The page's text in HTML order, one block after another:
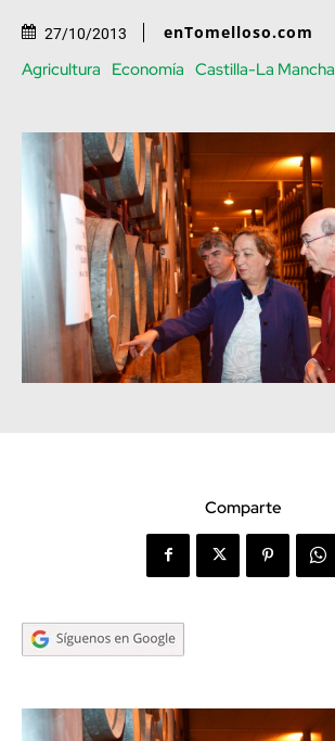
27/10/2013 enTomelloso.com
Agricultura Economía Castilla-La Mancha
Comparte